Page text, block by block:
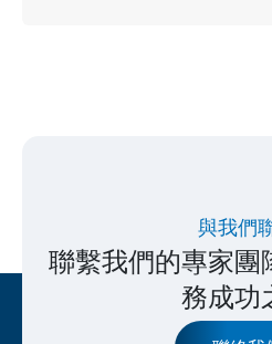
與我們
聯繫我們的專家團
務成功